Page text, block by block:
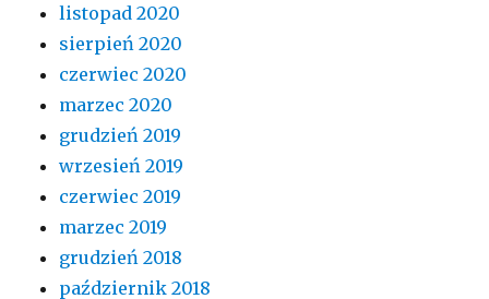
listopad 2020
sierpień 2020
czerwiec 2020
marzec 2020
grudzień 2019
wrzesień 2019
czerwiec 2019
marzec 2019
grudzień 2018
październik 2018